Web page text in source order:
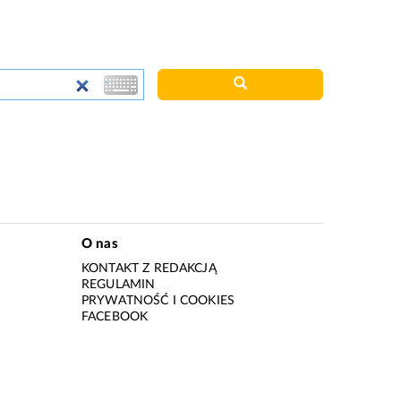
O nas
KONTAKT Z REDAKCJĄ
REGULAMIN
PRYWATNOŚĆ I COOKIES
FACEBOOK